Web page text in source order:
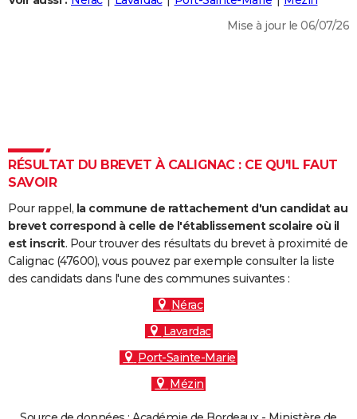
DICTIONNAIRE
Dictionnaire
Biographies
Citations
Expressions
Proverbes
PROGRAMME TV
COPAINS D'AVANT
S'inscrire
Se connecter
Lycées
Collèges
Primaires
Universités
Entreprises
Service militaire
Avis de recherche
AVIS DE DÉCÈS
FORUM
Mise à jour le 06/07/26
RÉSULTAT DU BREVET À CALIGNAC : CE QU'IL FAUT
SAVOIR
Pour rappel, la commune de rattachement d'un candidat au
brevet correspond à celle de l'établissement scolaire où il
est inscrit. Pour trouver des résultats du brevet à proximité de
Calignac (47600), vous pouvez par exemple consulter la liste
des candidats dans l'une des communes suivantes :
Nérac
Lavardac
Port-Sainte-Marie
Mézin